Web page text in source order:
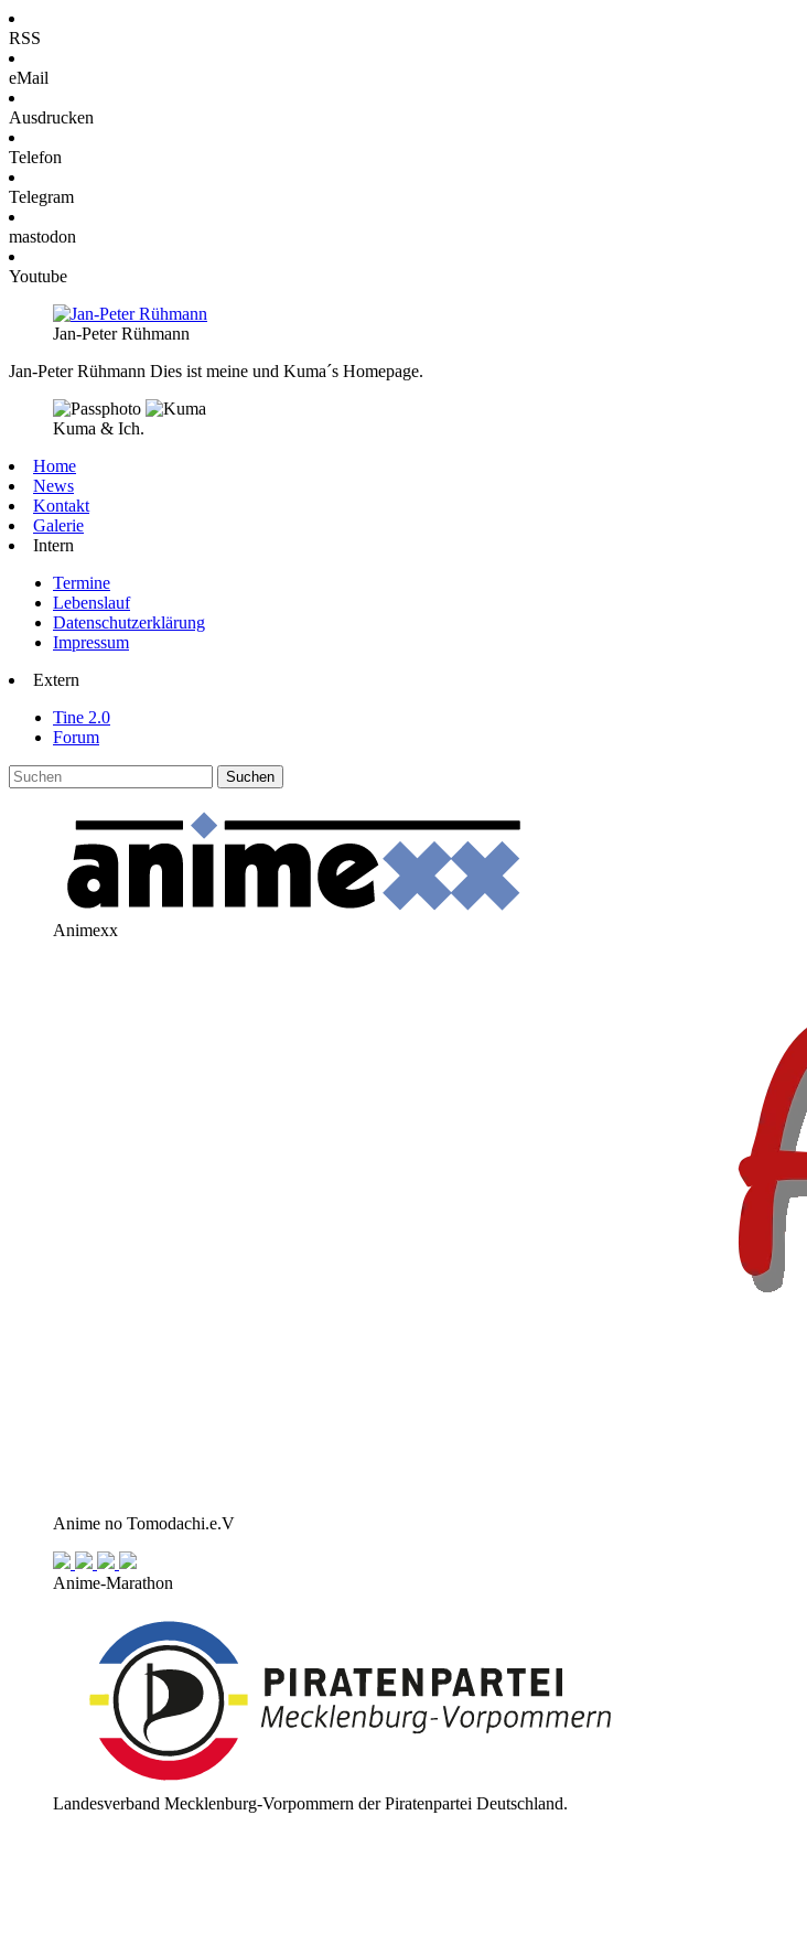
RSS
eMail
Ausdrucken
Telefon
Telegram
mastodon
Youtube
Jan-Peter Rühmann
Jan-Peter Rühmann Dies ist meine und Kuma´s Homepage.
Kuma & Ich.
Home
News
Kontakt
Galerie
Intern
Termine
Lebenslauf
Datenschutzerklärung
Impressum
Extern
Tine 2.0
Forum
Animexx
Anime no Tomodachi.e.V
Anime-Marathon
Landesverband Mecklenburg-Vorpommern der Piratenpartei Deutschland.